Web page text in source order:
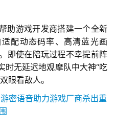
助游戏开发商搭建一个全新
配动态码率、高清蓝光画
即使在陪玩过程不幸提前阵
时无延迟地观摩队中大神“吃
眼看敌人。